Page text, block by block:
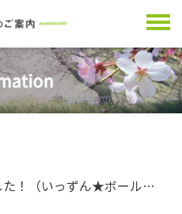
新規イベントを掲載しました！（いっずん★ボール投げゲーム）